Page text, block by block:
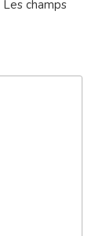
Les champs